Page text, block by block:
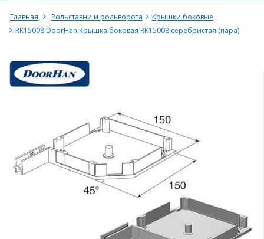
Главная Рольставни и рольворота
Крышки боковые
RK15008 DoorHan Крышка боковая RK15008 серебристая (пара)